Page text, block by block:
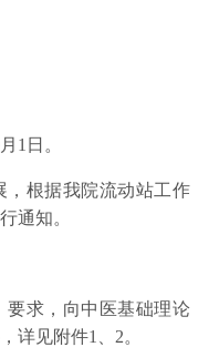
1日。
，根据我院流动站工作
通知。
要求，向中医基础理论
详见附件1、2。